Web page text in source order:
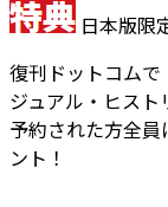
日本版限
復刊ドットコムで
ジュアル・ヒス
予約された方全
ント！